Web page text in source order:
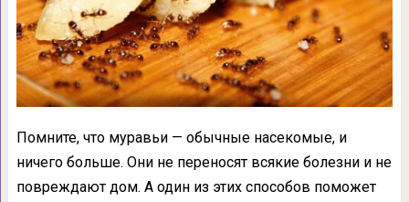
Помните, что муравьи — обычные насекомые, и
ничего больше. Они не переносят всякие болезни и не
повреждают дом. А один из этих способов поможет